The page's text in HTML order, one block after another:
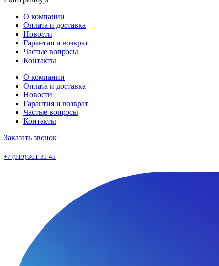
О компании
Оплата и доставка
Новости
Гарантия и возврат
Частые вопросы
Контакты
О компании
Оплата и доставка
Новости
Гарантия и возврат
Частые вопросы
Контакты
Заказать звонок
+7 (919) 361-30-45